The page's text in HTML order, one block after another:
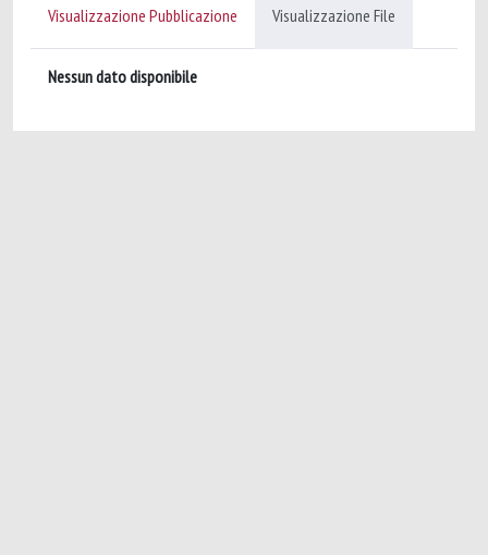
Visualizzazione Pubblicazione Visualizzazione File
Nessun dato disponibile